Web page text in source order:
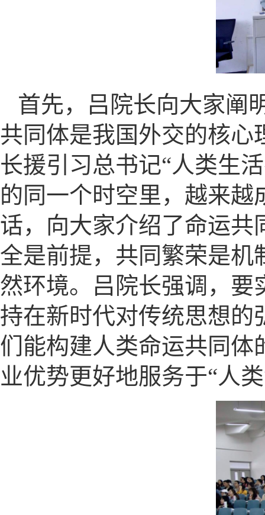
首先，吕院长向大家
共同体是我国外交的核心
长援引习总书记“人类生
的同一个时空里，越来越
话，向大家介绍了命运共
全是前提，共同繁荣是机
然环境。吕院长强调，要
持在新时代对传统思想的
们能构建人类命运共同体
业优势更好地服务于“人